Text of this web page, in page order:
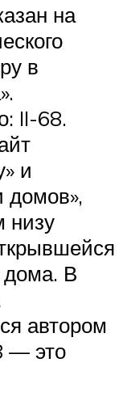
на
в
II-68.
и
домов»,
низу
дома. В
автором
— это